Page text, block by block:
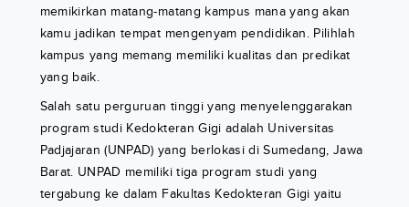
memikirkan matang-matang kampus mana yang akan
kamu jadikan tempat mengenyam pendidikan. Pilihlah
kampus yang memang memiliki kualitas dan predikat
yang baik.
Salah satu perguruan tinggi yang menyelenggarakan
program studi Kedokteran Gigi adalah Universitas
Padjajaran (UNPAD) yang berlokasi di Sumedang, Jawa
Barat. UNPAD memiliki tiga program studi yang
tergabung ke dalam Fakultas Kedokteran Gigi yaitu